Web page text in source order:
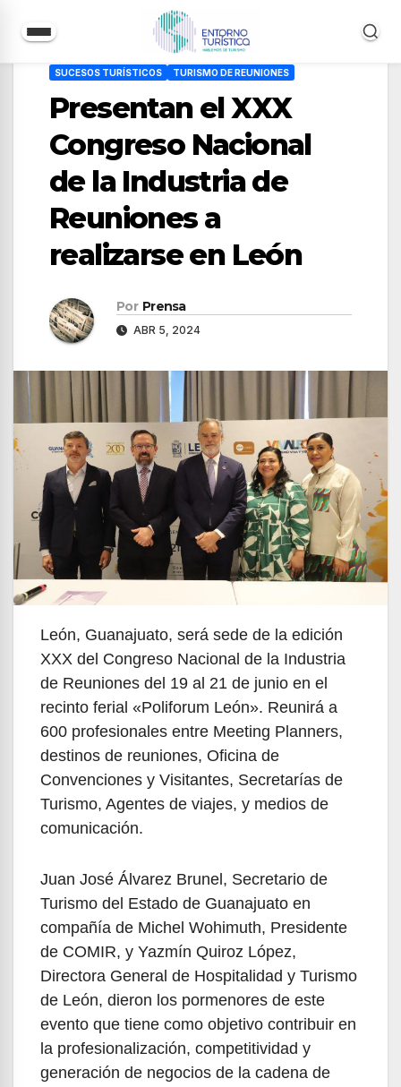
contenido
SUCESOS TURÍSTICOS TURISMO DE REUNIONES
Presentan el XXX
Congreso Nacional
de la Industria de
Reuniones a
realizarse en León
Por Prensa
ABR 5, 2024
León, Guanajuato, será sede de la edición
XXX del Congreso Nacional de la Industria
de Reuniones del 19 al 21 de junio en el
recinto ferial «Poliforum León». Reunirá a
600 profesionales entre Meeting Planners,
destinos de reuniones, Oficina de
Convenciones y Visitantes, Secretarías de
Turismo, Agentes de viajes, y medios de
comunicación.
Juan José Álvarez Brunel, Secretario de
Turismo del Estado de Guanajuato en
compañía de Michel Wohimuth, Presidente
de COMIR, y Yazmín Quiroz López,
Directora General de Hospitalidad y Turismo
de León, dieron los pormenores de este
evento que tiene como objetivo contribuir en
la profesionalización, competitividad y
generación de negocios de la cadena de